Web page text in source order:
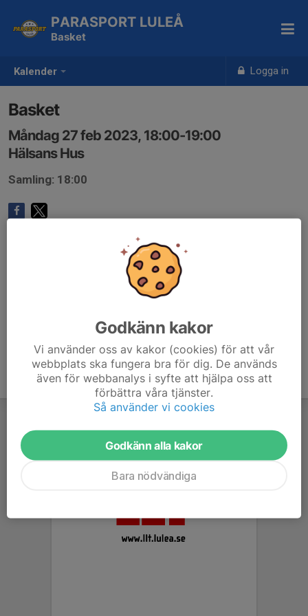
Kalender Logga in
PARASPORT LULEÅ
Basket
Basket
Måndag 27 feb 2023, 18:00-19:00
Hälsans Hus
Samling: 18:00
Godkänn kakor
Vi använder oss av kakor (cookies) för att vår
webbplats ska fungera bra för dig. De används
även för webbanalys i syfte att hjälpa oss att
förbättra våra tjänster.
Så använder vi cookies
Godkänn alla kakor
Bara nödvändiga